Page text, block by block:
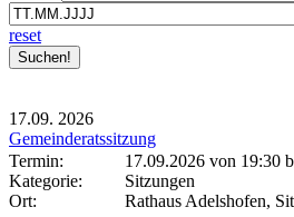
reset
17.09. 2026
Gemeinderatssitzung
Termin:
17.09.2026 von 19:30
Kategorie:
Sitzungen
Ort:
Rathaus Adelshofen,